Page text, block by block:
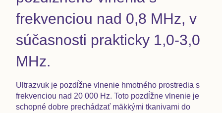
frekvenciou nad 0,8 MHz, v
súčasnosti prakticky 1,0-3,0
MHz.
Ultrazvuk je pozdĺžne vlnenie hmotného prostredia s
frekvenciou nad 20 000 Hz. Toto pozdĺžne vlnenie je
schopné dobre prechádzať mäkkými tkanivami do